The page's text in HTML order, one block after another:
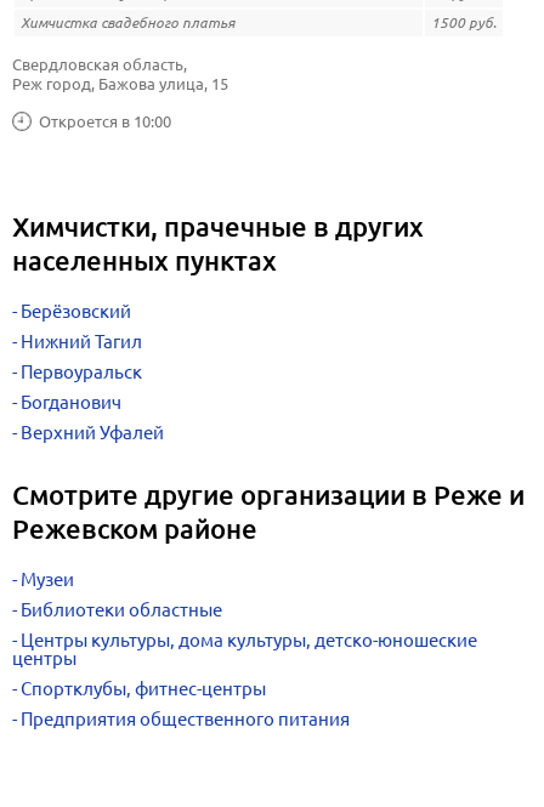
Химчистка свадебного платья
1500 руб.
Откроется в 10:00
Свердловская область,
Реж город, Бажова улица, 15
Химчистки, прачечные в других
населенных пунктах
Берёзовский
Нижний Тагил
Первоуральск
Богданович
Верхний Уфалей
Смотрите другие организации в Реже и
Режевском районе
Музеи
Библиотеки областные
Центры культуры, дома культуры, детско-юношеские
центры
Спортклубы, фитнес-центры
Предприятия общественного питания